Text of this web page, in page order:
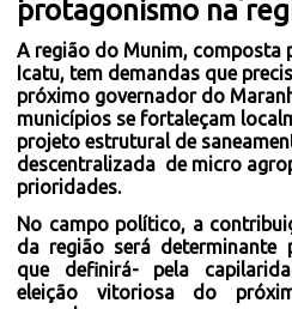
protagonismo na
A região do Munim, composta
Icatu, tem demandas que
próximo governador do
municípios se fortaleçam
projeto estrutural de
descentralizada de micro
prioridades.
No campo político, a
da região será
que definirá- pela
eleição vitoriosa do